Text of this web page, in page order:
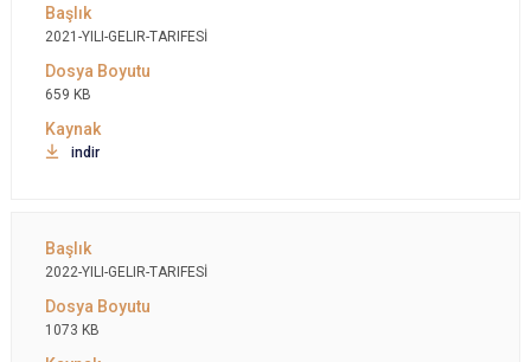
2021-YILI-GELIR-TARIFESİ
659 KB
indir
2022-YILI-GELIR-TARIFESİ
1073 KB